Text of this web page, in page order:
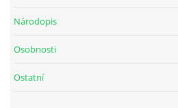
Národopis
Osobnosti
Ostatní